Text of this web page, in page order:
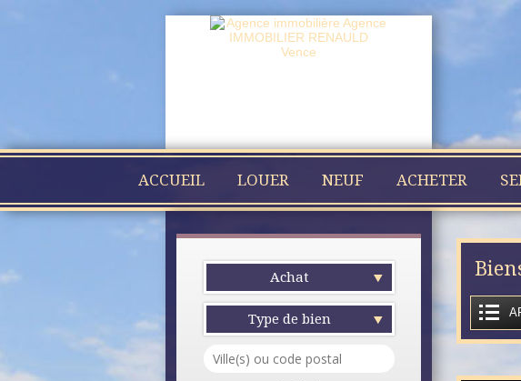
ACCUEIL LOUER NEUF ACHETER
Achat
Type de bien